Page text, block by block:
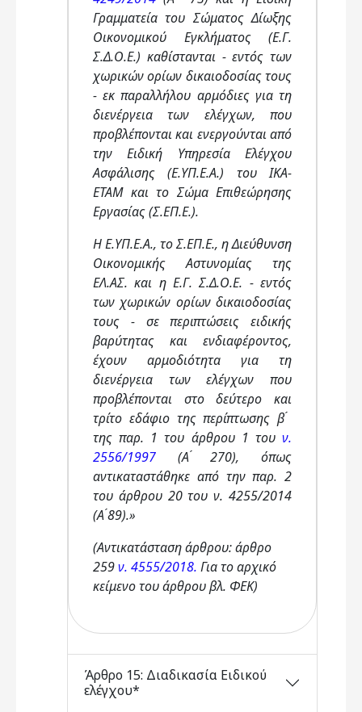
Γραμματεία του Σώματος Δίωξης
Οικονομικού Εγκλήματος (Ε.Γ.
Σ.Δ.Ο.Ε.) καθίστανται - εντός των
χωρικών ορίων δικαιοδοσίας τους
- εκ παραλλήλου αρμόδιες για τη
διενέργεια των ελέγχων, που
προβλέπονται και ενεργούνται από
την Ειδική Υπηρεσία Ελέγχου
Ασφάλισης (Ε.ΥΠ.Ε.Α.) του ΙΚΑ-
ΕΤΑΜ και το Σώμα Επιθεώρησης
Εργασίας (Σ.ΕΠ.Ε.).
Η Ε.ΥΠ.Ε.Α., το Σ.ΕΠ.Ε., η Διεύθυνση
Οικονομικής Αστυνομίας της
ΕΛ.ΑΣ. και η Ε.Γ. Σ.Δ.Ο.Ε. - εντός
των χωρικών ορίων δικαιοδοσίας
τους - σε περιπτώσεις ειδικής
βαρύτητας και ενδιαφέροντος,
έχουν αρμοδιότητα για τη
διενέργεια των ελέγχων που
προβλέπονται στο δεύτερο και
τρίτο εδάφιο της περίπτωσης β ́
της παρ. 1 του άρθρου 1 του ν.
2556/1997 (Α ́270), όπως
αντικαταστάθηκε από την παρ. 2
του άρθρου 20 του ν. 4255/2014
(Α ́89).»
(Αντικατάσταση άρθρου: άρθρο
259ν. 4555/2018. Για το αρχικό
κείμενο του άρθρου βλ. ΦΕΚ)
Άρθρο 15: Διαδικασία Ειδικού
ελέγχου*